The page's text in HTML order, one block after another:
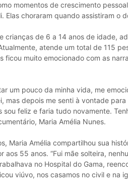
momentos de crescimento
Elas choraram quando assistiram o
crianças de 6 a 14 anos de idade,
atende um total de 115
ficou muito emocionado com as
um pouco da minha vida, me
depois me senti à vontade para
feliz e faria tudo novamente.
Maria Amélia Nunes.
Maria Amélia compartilhou sua
aos 55 anos. “Fui mãe solteira,
no Hospital do Gama,
viúvo, nos casamos no civil e na